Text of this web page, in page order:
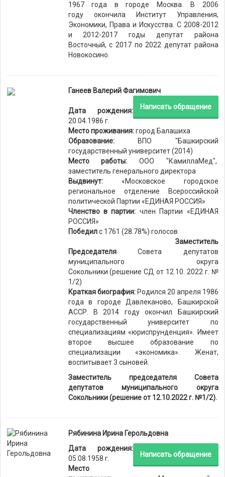
1967 года в городе Москва. В 2006
году окончила Институт Управления,
Экономики, Права и Искусства. С 2008-2012
и 2012-2017 годы депутат района
Восточный, с 2017 по 2022 депутат района
Новокосино.
Ганеев Валерий Фагимович
Написать обращение
Дата рождения:
20.04.1986 г.
Место проживания:город Балашиха
Образование:ВПО "Башкирский
государственный университет (2014)
Место работы: ООО "КамиллаМед",
заместитель генерального директора
Выдвинут:«Московское городское
региональное отделение Всероссийской
политической Партии «ЕДИНАЯ РОССИЯ»
Членство в партии: член Партии «ЕДИНАЯ
РОССИЯ»
Победилс 1761 (28.78%) голосов
Заместитель
ПредседателяСовета депутатов
муниципального округа
Сокольники (решение СД от 12.10. 2022 г. №
1/2)
Краткая биография:Родился 20 апреля 1986
года в городе Давлеканово, Башкирской
АССР. В 2014 году окончил Башкирский
государственный университет по
специализациям «юриспрунденция». Имеет
второе высшее образование по
специализации «экономика». Женат,
воспитывает 3 сыновей.
Заместитель председателя Совета
депутатов муниципального округа
Сокольники (решение от 12.10.2022 г. №1/2).
Рябинина Ирина Герольдовна
Написать обращение
Дата рождения:
05.08.1958 г.
Место